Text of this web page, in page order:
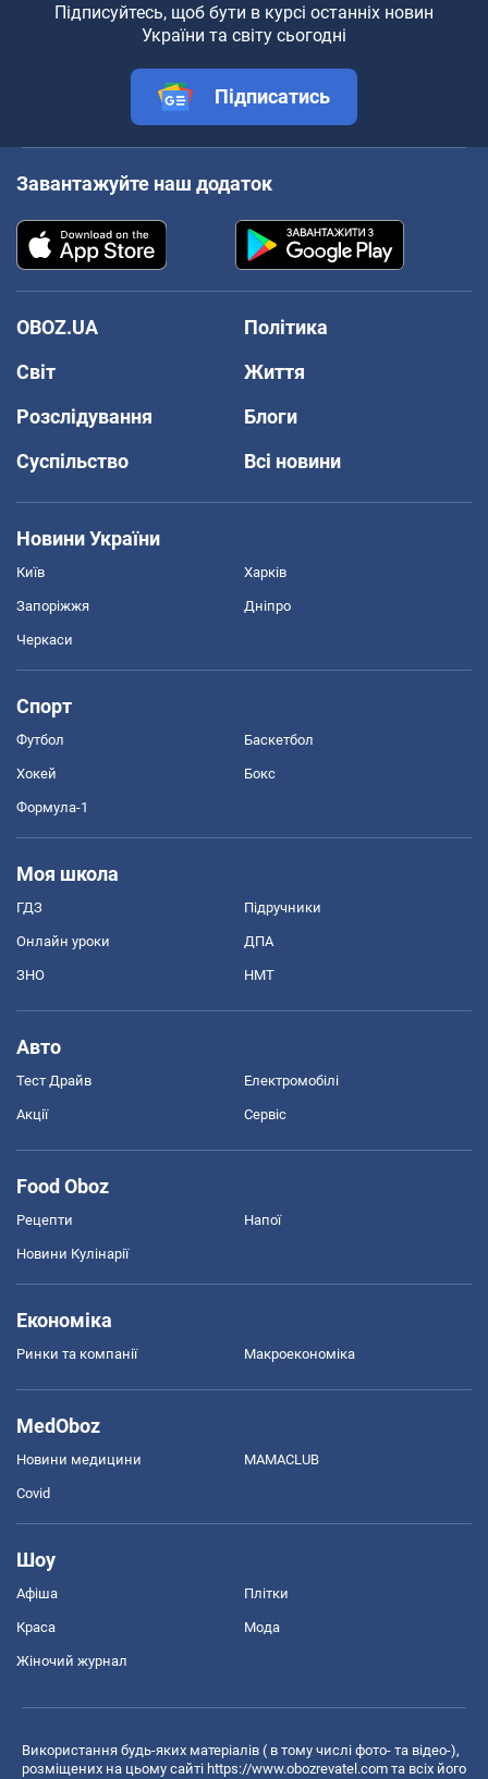
Підписуйтесь, щоб бути в курсі останніх новин
України та світу сьогодні
Підписатись
Завантажуйте наш додаток
OBOZ.UA
Політика
Світ
Життя
Розслідування
Блоги
Суспільство
Всі новини
Новини України
Київ Харків
Запоріжжя Дніпро
Черкаси
Спорт
Футбол Баскетбол
Хокей Бокс
Формула-1
Моя школа
ГДЗ Підручники
Онлайн уроки ДПА
ЗНО НМТ
Авто
Тест Драйв Електромобілі
Акції Сервіс
Food Oboz
Рецепти Напої
Новини Кулінарії
Економіка
Ринки та компанії Макроекономіка
MedOboz
Новини медицини MAMACLUB
Covid
Шоу
Афіша Плітки
Краса Мода
Жіночий журнал
Використання будь-яких матеріалів ( в тому числі фото- та відео-),
розміщених на цьому сайті https://www.obozrevatel.com та всіх його